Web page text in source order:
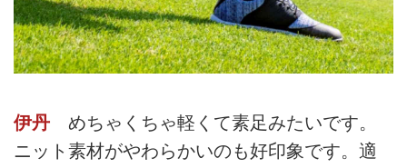
伊丹 めちゃくちゃ軽くて素足みたいです。
ニット素材がやわらかいのも好印象です。適